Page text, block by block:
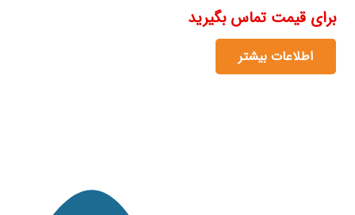
برای قیمت تماس بگیرید
اطلاعات بیشتر